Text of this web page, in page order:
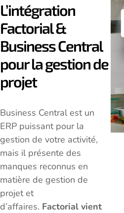
L’intégration
Factorial &
Business Central
pour la gestion de
projet
Business Central est un
ERP puissant pour la
gestion de votre activité,
mais il présente des
manques reconnus en
matière de gestion de
projet et
d’affaires. Factorial vient